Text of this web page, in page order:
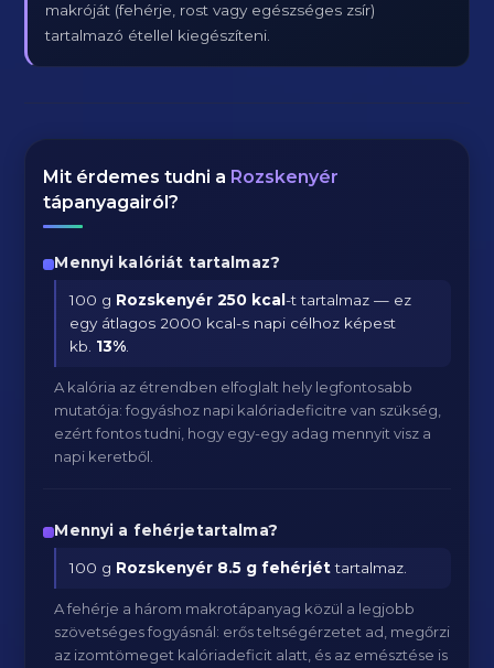
makróját (fehérje, rost vagy egészséges zsír)
tartalmazó étellel kiegészíteni.
Mit érdemes tudni a Rozskenyér
tápanyagairól?
Mennyi kalóriát tartalmaz?
100 g Rozskenyér 250 kcal-t tartalmaz — ez
egy átlagos 2000 kcal-s napi célhoz képest
kb. 13%
A kalória az étrendben elfoglalt hely legfontosabb
mutatója: fogyáshoz napi kalóriadeficitre van szükség,
ezért fontos tudni, hogy egy-egy adag mennyit visz a
napi keretből.
Mennyi a fehérjetartalma?
100 g Rozskenyér 8.5 g fehérjéttartalmaz.
A fehérje a három makrotápanyag közül a legjobb
szövetséges fogyásnál: erős teltségérzetet ad, megőrzi
az izomtömeget kalóriadeficit alatt, és az emésztése is